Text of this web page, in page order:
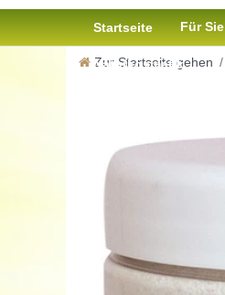
Startseite Für Sie
Naturkosmetik
Zur Startseite gehen